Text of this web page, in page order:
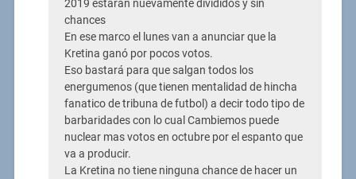
2019 estarán nuevamente divididos y sin
chances
En ese marco el lunes van a anunciar que la
Kretina ganó por pocos votos.
Eso bastará para que salgan todos los
energumenos (que tienen mentalidad de hincha
fanatico de tribuna de futbol) a decir todo tipo de
barbaridades con lo cual Cambiemos puede
nuclear mas votos en octubre por el espanto que
va a producir.
La Kretina no tiene ninguna chance de hacer un